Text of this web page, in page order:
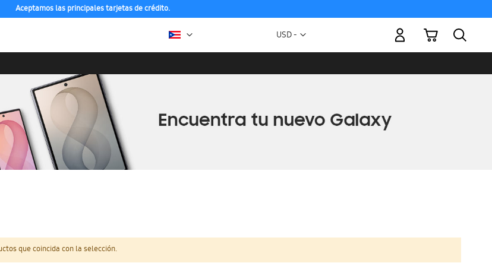
Aceptamos las principales tarjetas de crédito.
Moneda
USD -
Mi carrito
que coincida con la selección.